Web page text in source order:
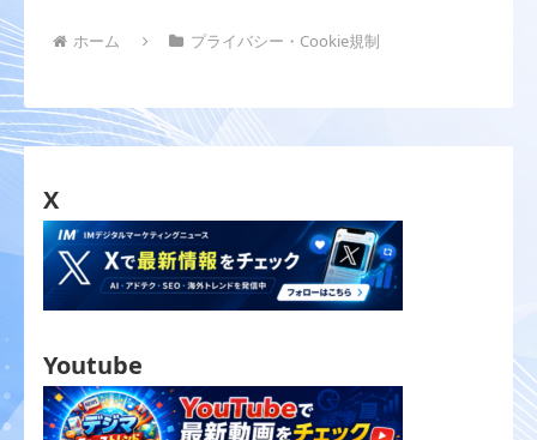
ホーム プライバシー・Cookie規制
X
Youtube